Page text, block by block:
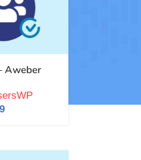
Aweber